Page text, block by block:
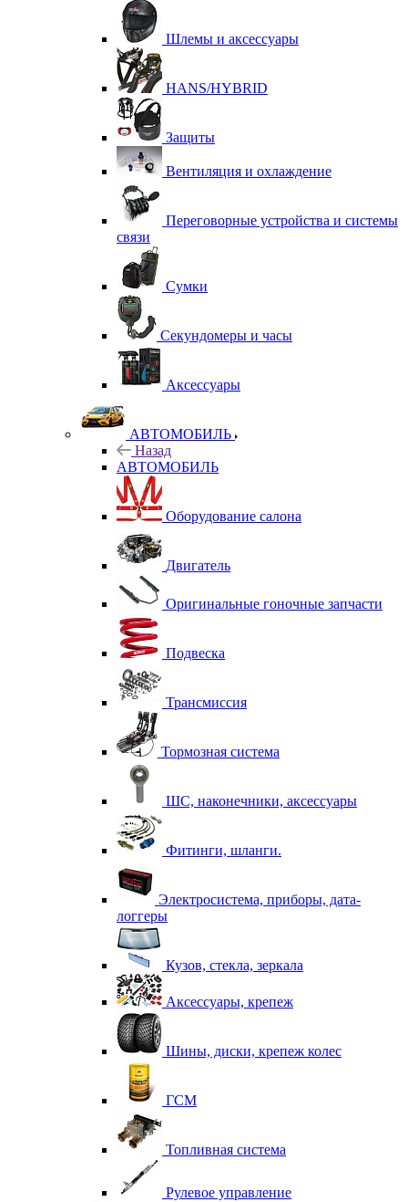
Шлемы и аксессуары
HANS/HYBRID
Защиты
Вентиляция и охлаждение
Переговорные устройства и системы
связи
Сумки
Секундомеры и часы
Аксессуары
АВТОМОБИЛЬ
Назад
АВТОМОБИЛЬ
Оборудование салона
Двигатель
Оригинальные гоночные запчасти
Подвеска
Трансмиссия
Тормозная система
ШС, наконечники, аксессуары
Фитинги, шланги.
Электросистема, приборы, дата-
логгеры
Кузов, стекла, зеркала
Аксессуары, крепеж
Шины, диски, крепеж колес
ГСМ
Топливная система
Рулевое управление